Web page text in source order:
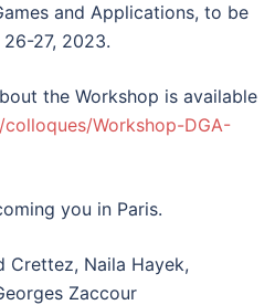
and Applications, to be
27, 2023.
the Workshop is available
Workshop-DGA-
you in Paris.
Crettez, Naila Hayek,
Zaccour